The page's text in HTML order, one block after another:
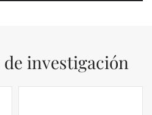
investigación